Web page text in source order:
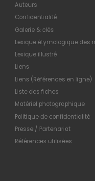
Auteurs
Confidentialité
Galerie & clés
Lexique étymologique des
Lexique illustré
Liens
Liens (Références en ligne)
Liste des fiches
Matériel photographique
Politique de confidentialité
Presse / Partenariat
Références utilisées